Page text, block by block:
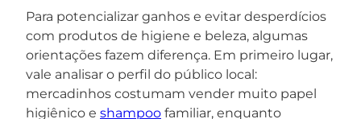
Para potencializar ganhos e evitar desperdícios
com produtos de higiene e beleza, algumas
orientações fazem diferença. Em primeiro lugar,
vale analisar o perfil do público local:
mercadinhos costumam vender muito papel
higiênico e shampoo familiar, enquanto